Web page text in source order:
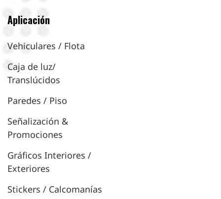
Aplicación
Vehiculares / Flota
Caja de luz/
Translúcidos
Paredes / Piso
Señalización &
Promociones
Gráficos Interiores /
Exteriores
Stickers / Calcomanías